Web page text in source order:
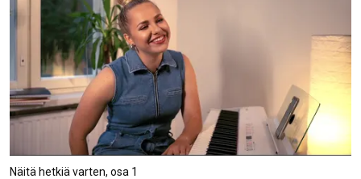
Näitä hetkiä varten, osa 1